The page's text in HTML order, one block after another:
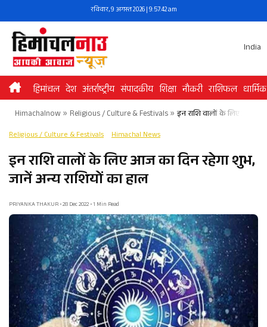
to
content
रविवार, 9 अगस्त 2026 | 9:57:43 am
India
हिमांचल देश अंतर्राष्ट्रीय संपादकीय शिक्षा नौकरी राशिफल धार्मिक
Himachalnow» Religious / Culture & Festivals» इन राशि वालों के लिए आज का
Religious / Culture & Festivals Himachal News
इन राशि वालों के लिए आज का दिन रहेगा शुभ,
जानें अन्य राशियों का हाल
PRIYANKA THAKUR • 28 Dec 2022 • 1 Min Read